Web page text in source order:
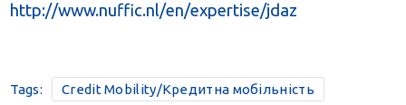
http://www.nuffic.nl/en/expertise/jdaz
Tags: Credit Mobility/Кредитна мобільність